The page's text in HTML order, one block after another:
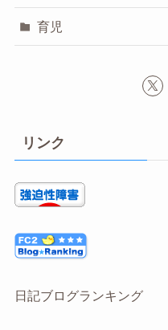
育児
リンク
日記ブログランキング